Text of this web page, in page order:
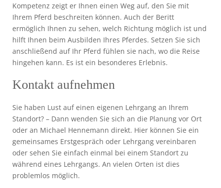
Kompetenz zeigt er Ihnen einen Weg auf, den Sie mit
Ihrem Pferd beschreiten können. Auch der Beritt
ermöglich Ihnen zu sehen, welch Richtung möglich ist und
hilft Ihnen beim Ausbilden Ihres Pferdes. Setzen Sie sich
anschließend auf Ihr Pferd fühlen sie nach, wo die Reise
hingehen kann. Es ist ein besonderes Erlebnis.
Kontakt aufnehmen
Sie haben Lust auf einen eigenen Lehrgang an Ihrem
Standort? – Dann wenden Sie sich an die Planung vor Ort
oder an Michael Hennemann direkt. Hier können Sie ein
gemeinsames Erstgespräch oder Lehrgang vereinbaren
oder sehen Sie einfach einmal bei einem Standort zu
während eines Lehrgangs. An vielen Orten ist dies
problemlos möglich.